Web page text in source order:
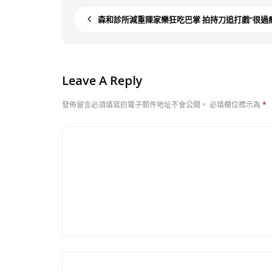
森和診所減重陳家樂狂吃巴掌 拍持刀追打戲“很過
Leave A Reply
發佈留言必須填寫的電子郵件地址不會公開。 必填欄位標示為 *